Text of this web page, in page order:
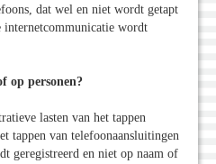
dat wel en niet wordt getapt
internetcommunicatie wordt
op personen?
lasten van het tappen
tappen van telefoonaansluitingen
geregistreerd en niet op naam of